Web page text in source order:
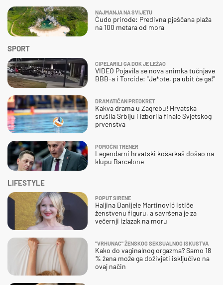
SPORT
CIPELARILI GA DOK JE LEŽAO
VIDEO Pojavila se nova snimka tučnjave
BBB-a i Torcide: "Je*ote, pa ubit će ga!"
DRAMATIČAN PREOKRET
Kakva drama u Zagrebu! Hrvatska
srušila Srbiju i izborila finale Svjetskog
prvenstva
POMOĆNI TRENER
Legendarni hrvatski košarkaš došao na
klupu Barcelone
NAJMANJA NA SVIJETU
Čudo prirode: Predivna pješčana plaža
na 100 metara od mora
LIFESTYLE
POPUT SIRENE
Haljina Danijele Martinović ističe
ženstvenu figuru, a savršena je za
večernji izlazak na moru
"VRHUNAC" ŽENSKOG SEKSUALNOG ISKUSTVA
Kako do vaginalnog orgazma? Samo 18
% žena može ga doživjeti isključivo na
ovaj način